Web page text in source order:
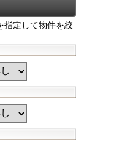
定して物件を絞